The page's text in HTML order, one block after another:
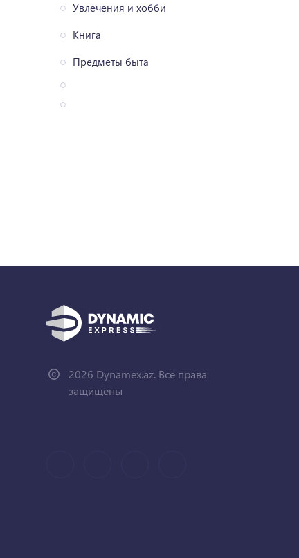
Увлечения и хобби
Книга
Предметы быта
2026 Dynamex.az. Все права
защищены